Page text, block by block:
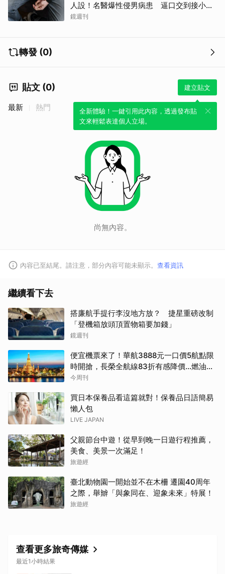
人設！名醫爆性侵男病患 逼口交到接小孩
鬧鐘響才停
鏡週刊
轉發 (0)
貼文 (0) 建立貼文
全新體驗！一鍵引用此內容，透過發布貼
文來輕鬆表達個人立場。
最新 熱門
尚無內容。
內容已至結尾。請注意，部分內容可能未顯示。 查看資訊
繼續看下去
搭廉航手提行李沒地方放？ 捷星重磅改制
「登機箱放頭頂置物箱要加錢」
鏡週刊
便宜機票來了！華航3888元一口價5航點限
時開搶，長榮全航線83折有感降價…燃油稅
8/9調漲早買早省
今周刊
買日本保養品看這篇就對！保養品日語簡易
懶人包
LIVE JAPAN
父親節台中遊！從早到晚一日遊行程推薦，
美食、美景一次滿足！
旅遊經
臺北動物園一開始並不在木柵 遷園40周年
之際，舉辧「與象同在、迎象未來」特展！
旅遊經
查看更多旅奇傳媒
最近1小時結果